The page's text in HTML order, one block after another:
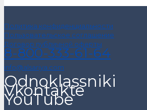
Политика конфиденциальности
Пользовательское соглашение
Договор публичной оферты
8-800-333-61-64
info@alsariya.com
Odnoklassniki
Vkontakte
YouTube